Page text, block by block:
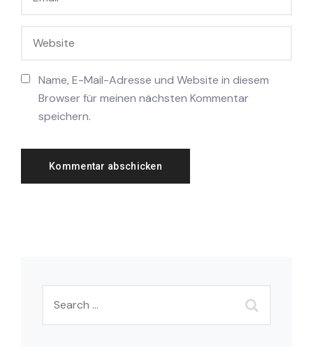
Name, E-Mail-Adresse und Website in diesem
Browser für meinen nächsten Kommentar
speichern.